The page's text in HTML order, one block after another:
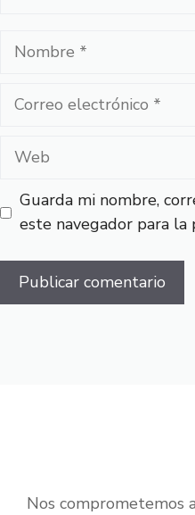
Nombre
Correo
Web
Guarda mi nombre,
este navegador para la
Nos comprometemos